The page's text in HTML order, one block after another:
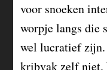
voor snoeken
worpje langs die
wel lucratief
kribvak zelf niet.